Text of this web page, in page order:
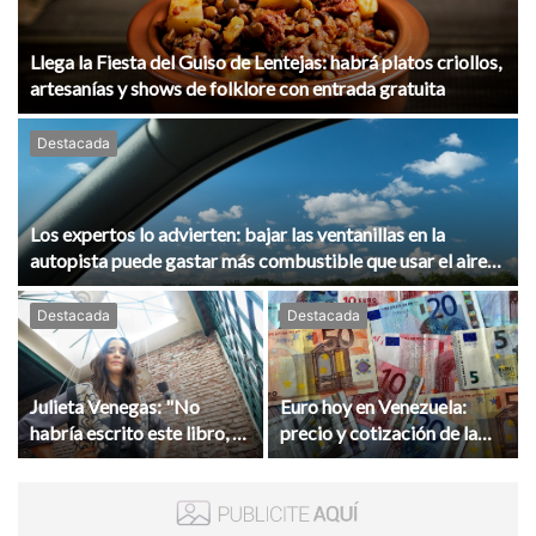
Llega la Fiesta del Guiso de Lentejas: habrá platos criollos,
artesanías y shows de folklore con entrada gratuita
Destacada
Los expertos lo advierten: bajar las ventanillas en la
autopista puede gastar más combustible que usar el aire
acondicionado
Destacada
Julieta Venegas: "No
habría escrito este libro, si
no hubiera vivido en
Destacada
Euro hoy en Venezuela:
precio y cotización de la
divisa este sábado 8 de